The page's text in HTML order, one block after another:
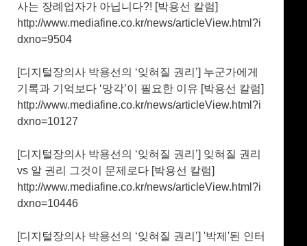
사는 장례업자가 아닙니다?! [박용선 칼럼]
http://www.mediafine.co.kr/news/articleView.html?i
dxno=9504
[디지털장의사 박용선의 ‘잊혀질 권리’] 누군가에게
기록과 기억보다 ‘망각’이 필요한 이유 [박용선 칼럼]
http://www.mediafine.co.kr/news/articleView.html?i
dxno=10127
[디지털장의사 박용선의 ‘잊혀질 권리’] 잊혀질 권리
vs 알 권리 그것이 문제로다 [박용선 칼럼]
http://www.mediafine.co.kr/news/articleView.html?i
dxno=10446
[디지털장의사 박용선의 ‘잊혀질 권리’] '박제'된 인터